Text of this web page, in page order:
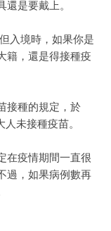
是要戴上。
入境時，如果你是
籍，還是得接種疫
接種的規定，於
未接種疫苗。
在疫情期間一直很
過，如果病例數再